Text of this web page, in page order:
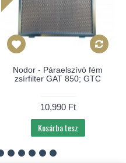
Nodor - Páraelszívó fém
zsírfilter GAT 850; GTC
10,990 Ft
Kosárba tesz